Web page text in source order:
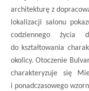
architekturę z
lokalizacji salonu
codziennego życia
do kształtowania
okolicy. Otoczenie
charakteryzuje się
i ponadczasowego